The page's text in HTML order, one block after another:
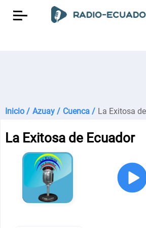
Inicio / Azuay / Cuenca / La Exitosa
La Exitosa de Ecuador